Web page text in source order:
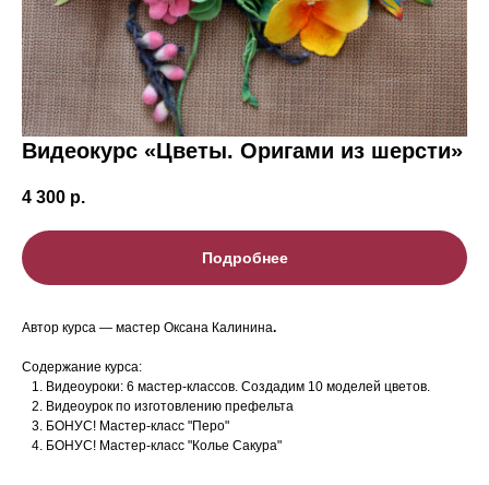
Видеокурс «Цветы. Оригами из шерсти»
4 300 р.
Подробнее
Автор курса — мастер Оксана Калинина.
Содержание курса:
Видеоуроки: 6 мастер-классов. Создадим 10 моделей цветов.
Видеоурок по изготовлению префельта
БОНУС! Мастер-класс "Перо"
БОНУС! Мастер-класс "Колье Сакура"